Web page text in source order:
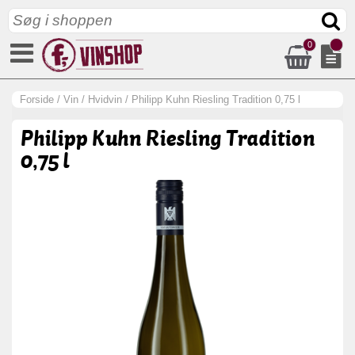
0
Forside / Vin / Hvidvin / Philipp Kuhn Riesling Tradition 0,75 l
Philipp Kuhn Riesling Tradition
0,75 l